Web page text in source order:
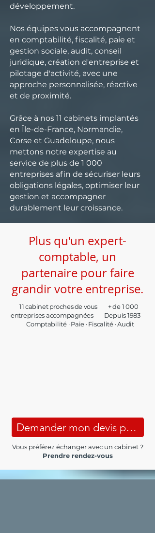
développement.
Nos équipes vous accompagnent
en comptabilité, fiscalité, paie et
gestion sociale, audit, conseil
juridique, création d'entreprise et
pilotage d'activité, avec une
approche personnalisée, réactive
et de proximité.
Grâce à nos 11 cabinets implantés
en Île-de-France, Normandie,
Corse et Guadeloupe, nous
mettons notre expertise au
service de plus de 1 000
entreprises afin de sécuriser leurs
obligations légales, optimiser leur
gestion et accompagner
durablement leur croissance.
Plus qu'un expert-
comptable, un
partenaire pour faire
grandir votre entreprise.
11 cabinet proches de vous + de 1 000
entreprises accompagnées Depuis 1983
Comptabilité · Paie · Fiscalité · Audit
Demander mon devis personnalisé
Vous préférez échanger avec un cabinet ?
Prendre rendez-vous